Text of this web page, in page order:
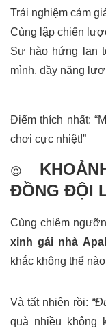
Trải nghiệm cảm
Cùng lập chiến
Sự hào hứng lan
mình, đầy năng
Điểm thích nhất:
chơi cực nhiệt!”
😍
ĐỒNG ĐỘI
Cùng chiêm
xinh gái nhà Apal
khắc không thể
Và tất nhiên rồi:
quà nhiều không